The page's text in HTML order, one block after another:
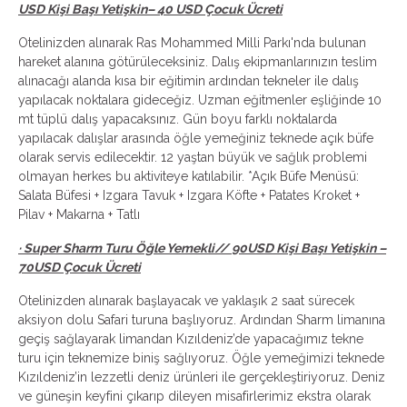
USD Kişi Başı Yetişkin– 40 USD Çocuk Ücreti
Otelinizden alınarak Ras Mohammed Milli Parkı'nda bulunan
hareket alanına götürüleceksiniz. Dalış ekipmanlarınızın teslim
alınacağı alanda kısa bir eğitimin ardından tekneler ile dalış
yapılacak noktalara gideceğiz. Uzman eğitmenler eşliğinde 10
mt tüplü dalış yapacaksınız. Gün boyu farklı noktalarda
yapılacak dalışlar arasında öğle yemeğiniz teknede açık büfe
olarak servis edilecektir. 12 yaştan büyük ve sağlık problemi
olmayan herkes bu aktiviteye katılabilir. *Açık Büfe Menüsü:
Salata Büfesi + Izgara Tavuk + Izgara Köfte + Patates Kroket +
Pilav + Makarna + Tatlı
· Super Sharm Turu Öğle Yemekli// 90USD Kişi Başı Yetişkin –
70USD Çocuk Ücreti
Otelinizden alınarak başlayacak ve yaklaşık 2 saat sürecek
aksiyon dolu Safari turuna başlıyoruz. Ardından Sharm limanına
geçiş sağlayarak limandan Kızıldeniz’de yapacağımız tekne
turu için teknemize biniş sağlıyoruz. Öğle yemeğimizi teknede
Kızıldeniz’in lezzetli deniz ürünleri ile gerçekleştiriyoruz. Deniz
ve güneşin keyfini çıkarıp dileyen misafirlerimiz ekstra olarak